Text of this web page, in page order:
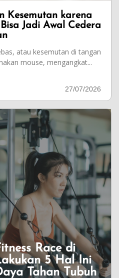
Kesemutan karena
Jadi Awal Cedera
atau kesemutan di tangan
mouse, mengangkat...
27/07/2026
Race di
5 Hal Ini
Tahan Tubuh